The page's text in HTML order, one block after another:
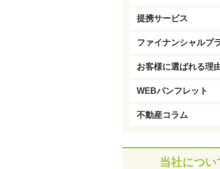
提携サービス
ファイナンシャルプ
お客様に選ばれる理
WEBパンフレット
不動産コラム
当社につい